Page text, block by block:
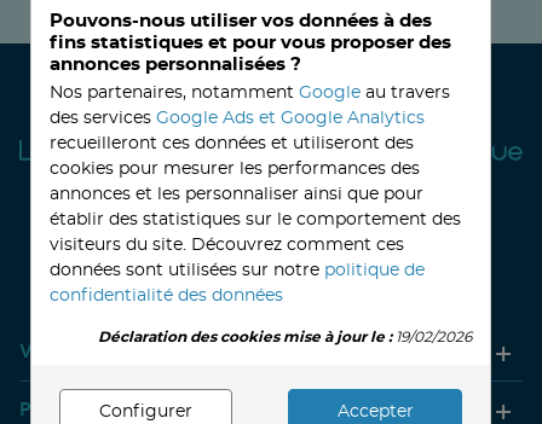
32, avenue Haussmann33390 BLAYE
Lundi14h-18hMardi à vendredi8h30-12h00 - 14h-18h
Le Samedi9h30 - 12h30
Votre compte
Produits
Pouvons-nous utiliser vos données à des
fins statistiques et pour vous proposer des
annonces personnalisées ?
Nos partenaires, notamment Google au travers
des services Google Ads et Google Analytics
recueilleront ces données et utiliseront des
cookies pour mesurer les performances des
annonces et les personnaliser ainsi que pour
établir des statistiques sur le comportement des
visiteurs du site. Découvrez comment ces
données sont utilisées sur notre politique de
confidentialité des données
Déclaration des cookies mise à jour le :19/02/2026
Configurer Accepter